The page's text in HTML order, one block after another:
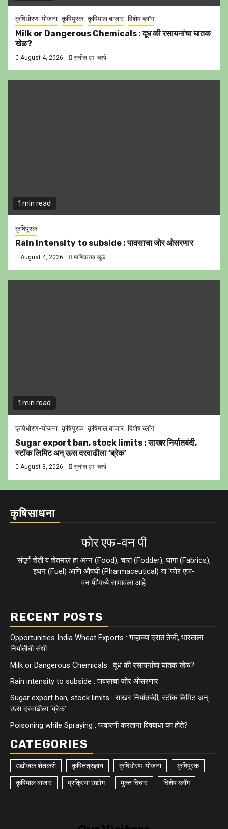
कृषिधोरण-योजना कृषिपूरक कृषिमाल बाजार विशेष ब्लॉग
Milk or Dangerous Chemicals : दूध की रसायनांचा घातक
खेळ?
August 4, 2026 सुनील एम. चरपे
1 min read
कृषिपूरक
Rain intensity to subside : पावसाचा जोर ओसरणार
August 4, 2026 माणिकराव खुळे
1 min read
कृषिधोरण-योजना कृषिपूरक कृषिमाल बाजार विशेष ब्लॉग
Sugar export ban, stock limits : साखर निर्यातबंदी,
स्टॉक लिमिट अन् ऊस दरवाढीला ‘ब्रेक’
August 3, 2026 सुनील एम. चरपे
कृषिसाधना
फाेर एफ-वन पी
संपूर्ण शेती व शेतमाल हा अन्न (Food), चारा (Fodder), धागा (Fabrics),
इंधन (Fuel) आणि औषधी (Pharmaceutical) या 'फाेर एफ-
वन पी'मध्ये सामावला आहे.
RECENT POSTS
Opportunities India Wheat Exports : गव्हाच्या दरात तेजी, भारताला
निर्यातीची संधी
Milk or Dangerous Chemicals : दूध की रसायनांचा घातक खेळ?
Rain intensity to subside : पावसाचा जोर ओसरणार
Sugar export ban, stock limits : साखर निर्यातबंदी, स्टॉक लिमिट अन्
ऊस दरवाढीला ‘ब्रेक’
Poisoning while Spraying : फवारणी करताना विषबाधा का हाेते?
CATEGORIES
उद्योजक शेतकरी कृषितंत्रज्ञान कृषिधोरण-योजना कृषिपूरक
कृषिमाल बाजार प्रक्रिया उद्योग मुक्त विचार विशेष ब्लॉग